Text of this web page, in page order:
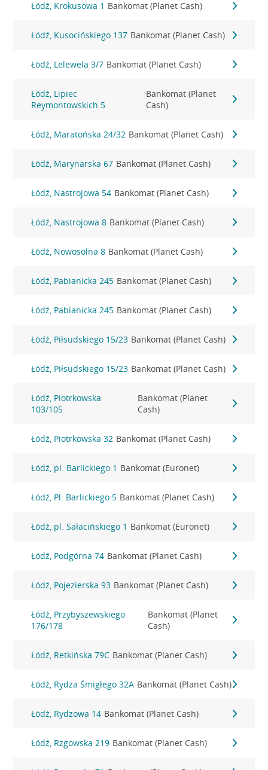
Łódź, Krokusowa 1 Bankomat (Planet Cash)
Łódź, Kusocińskiego 137 Bankomat (Planet Cash)
Łódź, Lelewela 3/7 Bankomat (Planet Cash)
Łódź, Lipiec
Reymontowskich 5
Bankomat (Planet
Cash)
Łódź, Maratońska 24/32 Bankomat (Planet Cash)
Łódź, Marynarska 67 Bankomat (Planet Cash)
Łódź, Nastrojowa 54 Bankomat (Planet Cash)
Łódź, Nastrojowa 8 Bankomat (Planet Cash)
Łódź, Nowosolna 8 Bankomat (Planet Cash)
Łódź, Pabianicka 245 Bankomat (Planet Cash)
Łódź, Pabianicka 245 Bankomat (Planet Cash)
Łódź, Piłsudskiego 15/23 Bankomat (Planet Cash)
Łódź, Piłsudskiego 15/23 Bankomat (Planet Cash)
Łódź, Piotrkowska
103/105
Bankomat (Planet
Cash)
Łódź, Piotrkowska 32 Bankomat (Planet Cash)
Łódź, pl. Barlickiego 1 Bankomat (Euronet)
Łódź, Pl. Barlickiego 5 Bankomat (Planet Cash)
Łódź, pl. Sałacińskiego 1 Bankomat (Euronet)
Łódź, Podgórna 74 Bankomat (Planet Cash)
Łódź, Pojezierska 93 Bankomat (Planet Cash)
Łódź, Przybyszewskiego
176/178
Bankomat (Planet
Cash)
Łódź, Retkińska 79C Bankomat (Planet Cash)
Łódź, Rydza Śmigłego 32A Bankomat (Planet Cash)
Łódź, Rydzowa 14 Bankomat (Planet Cash)
Łódź, Rzgowska 219 Bankomat (Planet Cash)